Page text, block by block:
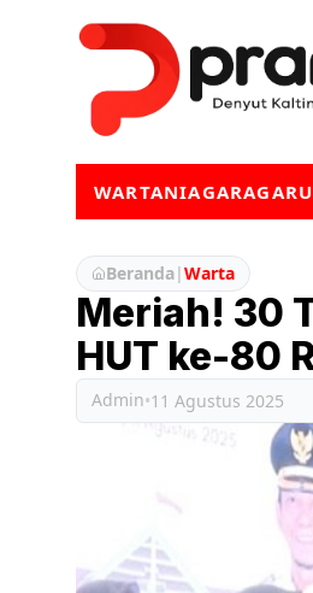
WARTANIAGARAGA
Beranda|Warta
Meriah! 30
HUT ke-80
Admin•11 Agustus 2025